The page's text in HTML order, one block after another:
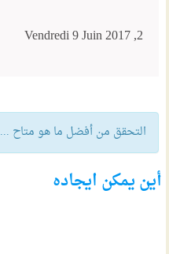
2, Vendredi 9 Juin 2017
التحقق من أفضل ما هو متاح ...
أين يمكن ايجاده